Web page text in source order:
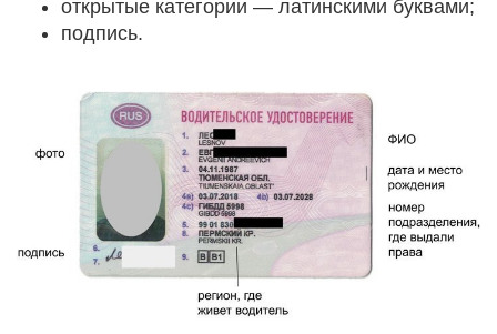
открытые категории — латинскими буквами;
подпись.